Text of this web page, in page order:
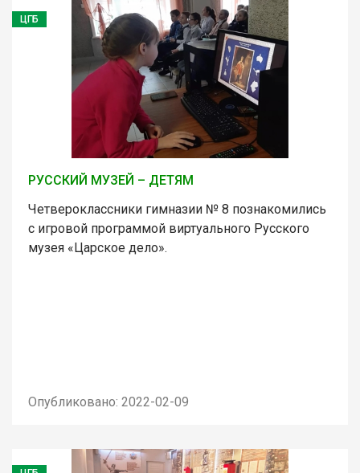
ЦГБ
РУССКИЙ МУЗЕЙ – ДЕТЯМ
Четвероклассники гимназии № 8 познакомились
с игровой программой виртуального Русского
музея «Царское дело».
Опубликовано: 2022-02-09